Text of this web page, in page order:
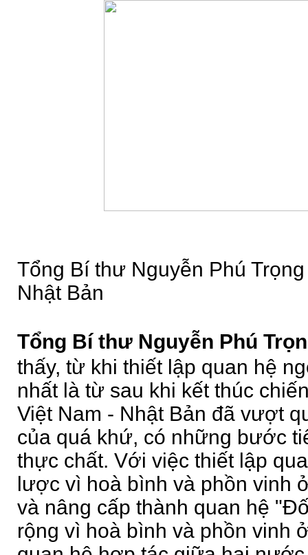
Tổng Bí thư Nguyễn Phú
Nhật Bản
Tổng Bí thư Nguyễn Phú
thấy, từ khi thiết lập quan hệ
nhất là từ sau khi kết thúc
Việt Nam - Nhật Bản đã vượt
của quá khứ, có những bước
thực chất. Với việc thiết lập
lược vì hoà bình và phồn vinh
và nâng cấp thành quan hệ
rộng vì hoà bình và phồn vinh